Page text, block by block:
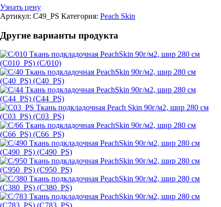
Узнать цену
Артикул: C49_PS Категория: Peach Skin
Другие варианты продукта